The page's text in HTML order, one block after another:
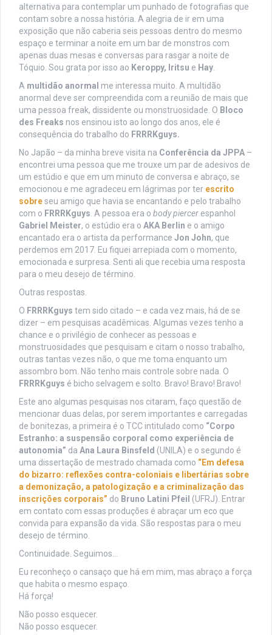
alternativa para contemplar um punhado de fotografias que
contam sobre a nossa história. A alegria de ir em uma
exposição que não caberia seis pessoas dentro do mesmo
espaço e terminar a noite em um bar de monstros com
apenas duas mesas e conversas para rasgar a noite de
Tóquio. Sou grata por isso ao Keroppy, Iritsu e Hay
A multidão anormal me interessa muito. A multidão
anormal deve ser compreendida com a reunião de mais que
uma pessoa freak, dissidente ou monstruosidade. O Bloco
des Freaks nos ensinou isto ao longo dos anos, ele é
consequência do trabalho do FRRRKguys.
No Japão – da minha breve visita na Conferência da JPPA –
encontrei uma pessoa que me trouxe um par de adesivos de
um estúdio e que em um minuto de conversa e abraço, se
emocionou e me agradeceu em lágrimas por ter escrito
sobreseu amigo que havia se encantando e pelo trabalho
com o FRRRKguys . A pessoa era o body piercer espanhol
Gabriel Meister, o estúdio era o AKA Berlin e o amigo
encantado era o artista da performance Jon John, que
perdemos em 2017. Eu fiquei arrepiada com o momento,
emocionada e surpresa. Senti ali que recebia uma resposta
para o meu desejo de término.
Outras respostas.
O FRRRKguys tem sido citado – e cada vez mais, há de se
dizer – em pesquisas acadêmicas. Algumas vezes tenho a
chance e o privilégio de conhecer as pessoas e
monstruosidades que pesquisam e citam o nosso trabalho,
outras tantas vezes não, o que me toma enquanto um
assombro bom. Não tenho mais controle sobre nada. O
FRRRKguys é bicho selvagem e solto. Bravo! Bravo! Bravo!
Este ano algumas pesquisas nos citaram, faço questão de
mencionar duas delas, por serem importantes e carregadas
de bonitezas, a primeira é o TCC intitulado como “Corpo
Estranho: a suspensão corporal como experiência de
autonomia” da Ana Laura Binsfeld (UNILA) e o segundo é
uma dissertação de mestrado chamada como “Em defesa
do bizarro: reflexões contra-coloniais e libertárias sobre
a demonização, a patologização e a criminalização das
inscrições corporais” do Bruno Latini Pfeil (UFRJ). Entrar
em contato com essas produções é abraçar um eco que
convida para expansão da vida. São respostas para o meu
desejo de término.
Continuidade. Seguimos…
Eu reconheço o cansaço que há em mim, mas abraço a força
que habita o mesmo espaço.
Há força!
Não posso esquecer.
Não posso esquecer.